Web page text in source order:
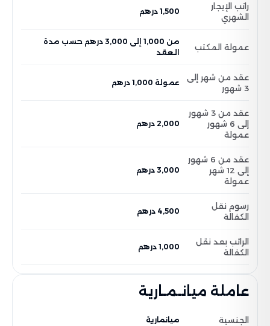
راتب الإيجار
الشهري
1,500 درهم
عمولة المكتب
من 1,000 إلى 3,000 درهم حسب مدة
العقد
عقد من شهر إلى
3 شهور
عمولة 1,000 درهم
عقد من 3 شهور
إلى 6 شهور
عمولة
2,000 درهم
عقد من 6 شهور
إلى 12 شهر
عمولة
3,000 درهم
رسوم نقل
الكفالة
4,500 درهم
الراتب بعد نقل
الكفالة
1,000 درهم
عاملة ميانـمـارية
الجنسية ميانمارية